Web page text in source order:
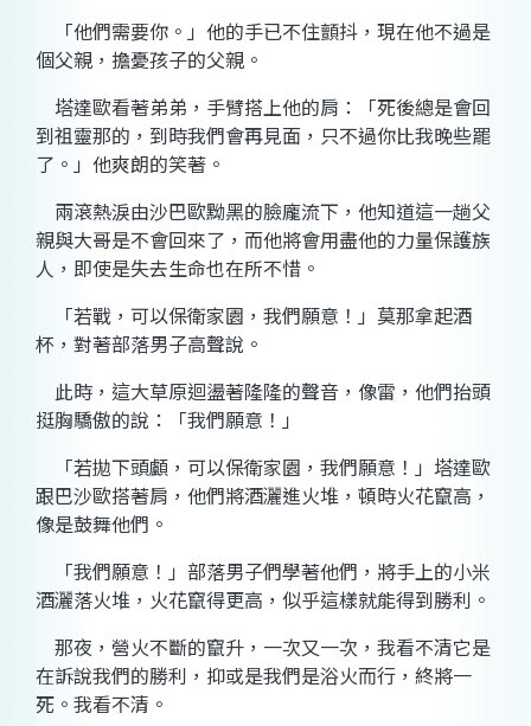
「他們需要你。」他的手已不住顫抖，現在他不過是
個父親，擔憂孩子的父親。
塔達歐看著弟弟，手臂搭上他的肩：「死後總是會回
到祖靈那的，到時我們會再見面，只不過你比我晚些罷
了。」他爽朗的笑著。
兩滾熱淚由沙巴歐黝黑的臉龐流下，他知道這一趟父
親與大哥是不會回來了，而他將會用盡他的力量保護族
人，即使是失去生命也在所不惜。
「若戰，可以保衛家園，我們願意！」莫那拿起酒
杯，對著部落男子高聲說。
此時，這大草原迴盪著隆隆的聲音，像雷，他們抬頭
挺胸驕傲的說：「我們願意！」
「若拋下頭顱，可以保衛家園，我們願意！」塔達歐
跟巴沙歐搭著肩，他們將酒灑進火堆，頓時火花竄高，
像是鼓舞他們。
「我們願意！」部落男子們學著他們，將手上的小米
酒灑落火堆，火花竄得更高，似乎這樣就能得到勝利。
那夜，營火不斷的竄升，一次又一次，我看不清它是
在訴說我們的勝利，抑或是我們是浴火而行，終將一
死。我看不清。